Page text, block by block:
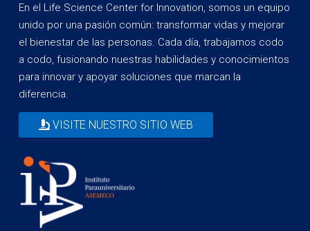
En el Life Science Center for Innovation, somos un equipo
unido por una pasión común: transformar vidas y mejorar
el bienestar de las personas. Cada día, trabajamos codo
a codo, fusionando nuestras habilidades y conocimientos
para innovar y apoyar soluciones que marcan la
diferencia.
VISITE NUESTRO SITIO WEB